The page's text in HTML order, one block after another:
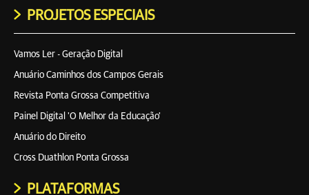
PROJETOS ESPECIAIS
Vamos Ler - Geração Digital
Anuário Caminhos dos Campos Gerais
Revista Ponta Grossa Competitiva
Painel Digital 'O Melhor da Educação'
Anuário do Direito
Cross Duathlon Ponta Grossa
PLATAFORMAS